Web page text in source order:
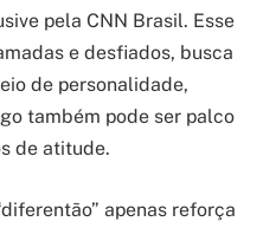
pela CNN Brasil. Esse
e desfiados, busca
de personalidade,
também pode ser palco
de atitude.
apenas reforça